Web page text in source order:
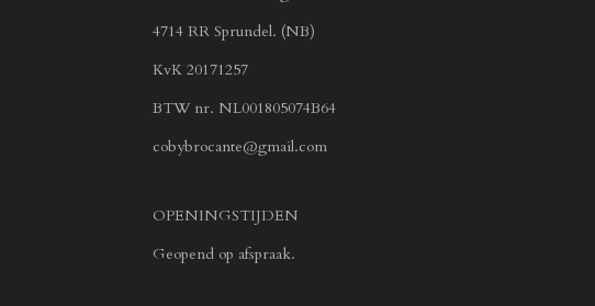
4714 RR Sprundel. (NB)
KvK 20171257
BTW nr. NL001805074B64
cobybrocante@gmail.com
OPENINGSTIJDEN
Geopend op afspraak.